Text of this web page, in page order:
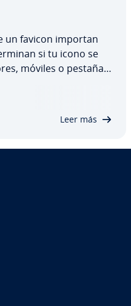
un favicon importan
si tu icono se
móviles o pestañas
qué formatos
Leer más